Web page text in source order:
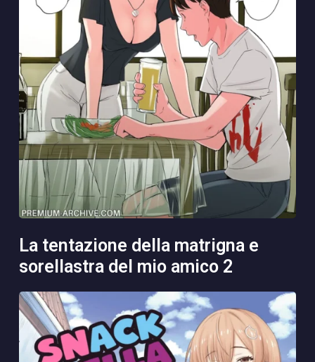
la tentazione della matrigna e
sorellastra del mio amico 2